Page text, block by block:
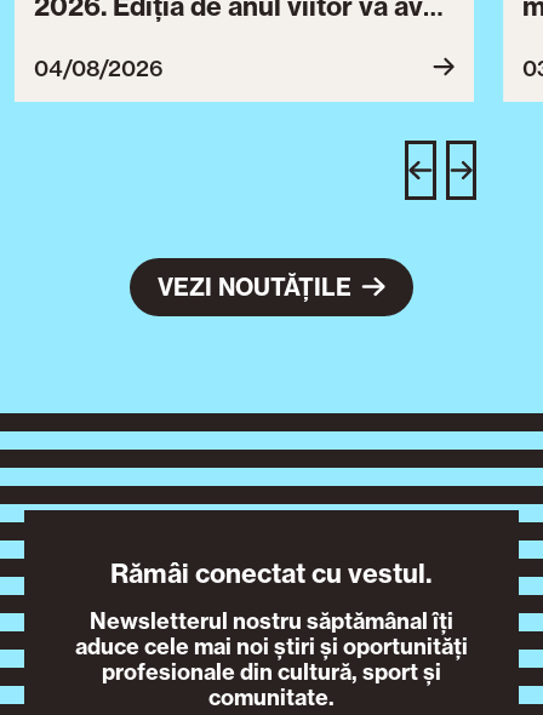
04/08/2026
VEZI NOUTĂȚILE
Rămâi conectat cu vestul.
Newsletterul nostru săptămânal îți
aduce cele mai noi știri și oportunități
profesionale din cultură, sport și
comunitate.